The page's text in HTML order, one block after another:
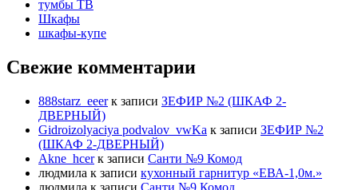
тумбы ТВ
Шкафы
шкафы-купе
Свежие комментарии
888starz_eeerк записи ЗЕФИР №2 (ШКАФ 2-
ДВЕРНЫЙ)
Gidroizolyaciya podvalov_vwKa к записи ЗЕФИР №2
(ШКАФ 2-ДВЕРНЫЙ)
Akne_hcerк записи Санти №9 Комод
людмила к записи кухонный гарнитур «ЕВА-1,0м.»